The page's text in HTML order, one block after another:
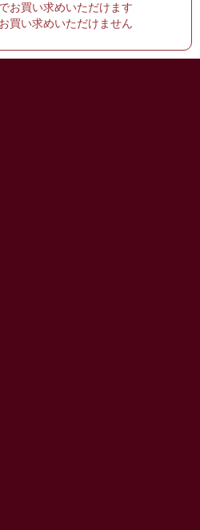
お買い求めいただけます
買い求めいただけません